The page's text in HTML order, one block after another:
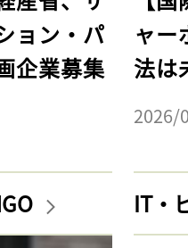
ョン・パ
企業募集
ャー
法は
2026/
IT・